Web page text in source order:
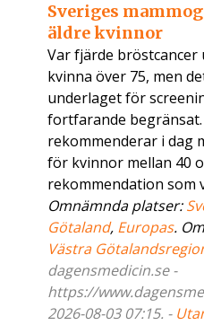
Sveriges
äldre kvinnor
Var fjärde bröstcancer
kvinna över 75, men
underlaget för
fortfarande begränsat.
rekommenderar i dag
för kvinnor mellan 40
rekommendation som
Omnämnda platser:
Götaland, Europas.
Västra
dagensmedicin.se -
https://
2026-08-03 07:15. -